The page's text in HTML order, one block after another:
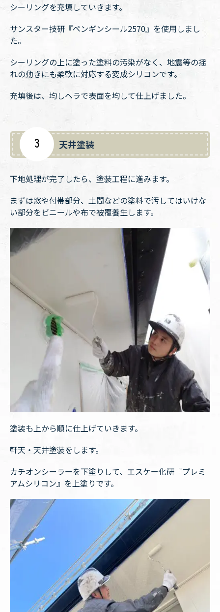
シーリングを充填していきます。
サンスター技研『ペンギンシール2570』を使用しまし
た。
シーリングの上に塗った塗料の汚染がなく、地震等の揺
れの動きにも柔軟に対応する変成シリコンです。
充填後は、均しヘラで表面を均して仕上げました。
3 天井塗装
下地処理が完了したら、塗装工程に進みます。
まずは窓や付帯部分、土間などの塗料で汚してはいけな
い部分をビニールや布で被覆養生します。
塗装も上から順に仕上げていきます。
軒天・天井塗装をします。
カチオンシーラーを下塗りして、エスケー化研『プレミ
アムシリコン』を上塗りです。